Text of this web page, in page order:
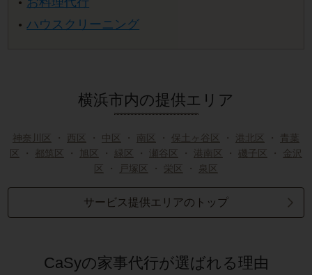
ハウスクリーニング
横浜市内の提供エリア
神奈川区 ・ 西区 ・ 中区 ・ 南区 ・ 保土ヶ谷区 ・ 港北区 ・
青葉
区
・ 都筑区 ・ 旭区 ・ 緑区 ・ 瀬谷区 ・ 港南区 ・ 磯子区 ・ 金沢
区
・ 戸塚区 ・ 栄区 ・ 泉区
サービス提供エリアのトップ
CaSyの家事代行が選ばれる理由